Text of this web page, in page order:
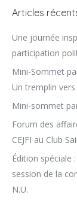
Articles
Une journée
participation
Mini-Sommet
Un tremplin vers
Mini-sommet
Forum des
CEJFI au Club
Édition spéciale
session de la
N.U.